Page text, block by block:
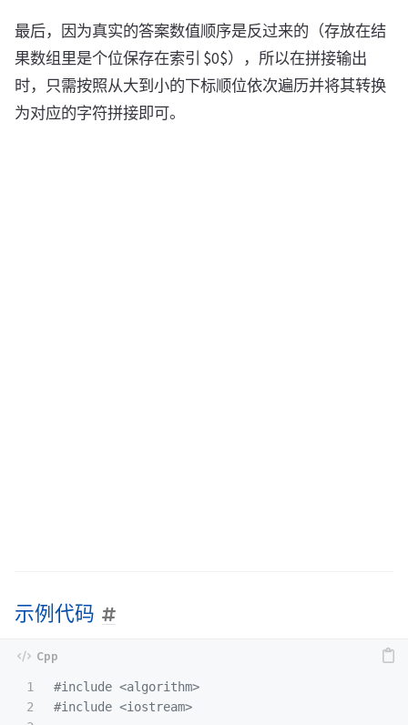
最后，因为真实的答案数值顺序是反过来的（存放在结
果数组里是个位保存在索引 $0$），所以在拼接输出
时，只需按照从大到小的下标顺位依次遍历并将其转换
为对应的字符拼接即可。
示例代码
1
2
#include <algorithm>
#include <iostream>